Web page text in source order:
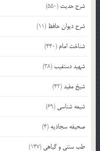
شرح حدیث (550)
شرح دیوان حافظ (11)
شناخت امام (440)
شهید دستغیب(38)
شیخ مفید(42)
شیعه شناسی (69)
صحیفه سجادیه (4)
طب سنتی و گیاهی (147)